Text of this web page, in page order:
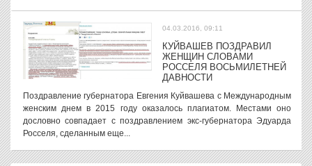
04.03.2016, 09:11
КУЙВАШЕВ ПОЗДРАВИЛ
ЖЕНЩИН СЛОВАМИ
РОССЕЛЯ ВОСЬМИЛЕТНЕЙ
ДАВНОСТИ
Поздравление губернатора Евгения Куйвашева с Международным
женским днем в 2015 году оказалось плагиатом. Местами оно
дословно совпадает с поздравлением экс-губернатора Эдуарда
Росселя, сделанным еще...